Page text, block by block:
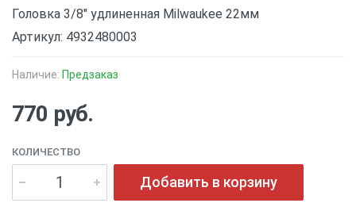
Головка 3/8" удлиненная Milwaukee 22мм
Артикул: 4932480003
Наличие: Предзаказ
770 руб.
КОЛИЧЕСТВО
Добавить в корзину